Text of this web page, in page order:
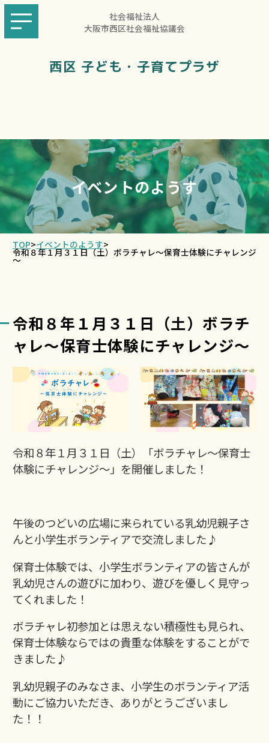
社会福祉法人
大阪市西区社会福祉協議会
西区 子ども・子育てプラザ
イベントのようす
TOP>イベントのようす>
令和８年１月３１日（土）ボラチャレ～保育士体験にチャレンジ
～
令和８年１月３１日（土）ボラチ
ャレ～保育士体験にチャレンジ～
令和８年１月３１日（土）「ボラチャレ～保育士
体験にチャレンジ～」を開催しました！
午後のつどいの広場に来られている乳幼児親子さ
んと小学生ボランティアで交流しました♪
保育士体験では、小学生ボランティアの皆さんが
乳幼児さんの遊びに加わり、遊びを優しく見守っ
てくれました！
ボラチャレ初参加とは思えない積極性も見られ、
保育士体験ならではの貴重な体験をすることがで
きました♪
乳幼児親子のみなさま、小学生のボランティア活
動にご協力いただき、ありがとうございまし
た！！